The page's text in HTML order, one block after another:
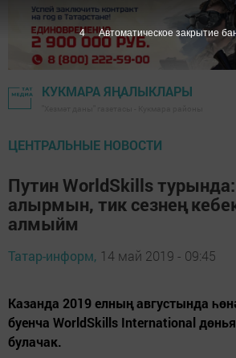
КУКМАРА ЯҢАЛЫКЛАРЫ
ЦЕНТРАЛЬНЫЕ НОВОСТИ
Путин WorldSkills
алырмын, тик сезнең
алмыйм
Татар-информ, 14 май 2019 - 09:45
Казанда 2019 елның августында
буенча WorldSkills International
булачак.
3 Автоматическое закрытие